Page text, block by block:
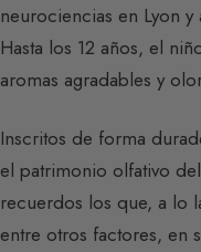
neurociencias en Lyon y
Hasta los 12 años, el
aromas agradables y
Inscritos de forma
el patrimonio olfativo
recuerdos los que, a lo
entre otros factores, en